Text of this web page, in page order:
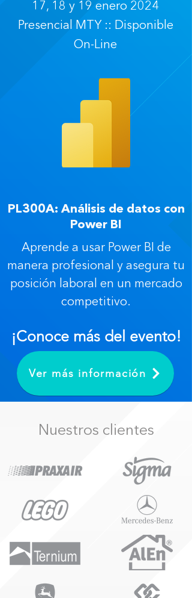
17, 18 y 19 enero 2024
Presencial MTY :: Disponible
On-Line
PL300A: Análisis de datos con
Power BI
Aprende a usar Power BI de
manera profesional y asegura tu
posición laboral en un mercado
competitivo.
¡Conoce más del evento!
Ver más información
Nuestros clientes